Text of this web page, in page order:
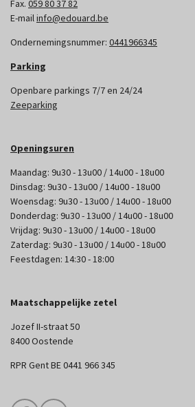
Fax. 059 80 37 82
E-mailinfo@edouard.be
Ondernemingsnummer: 0441966345
Parking
Openbare parkings 7/7 en 24/24
Zeeparking
Openingsuren
Maandag: 9u30 - 13u00 / 14u00 - 18u00
Dinsdag: 9u30 - 13u00 / 14u00 - 18u00
Woensdag: 9u30 - 13u00 / 14u00 - 18u00
Donderdag: 9u30 - 13u00 / 14u00 - 18u00
Vrijdag: 9u30 - 13u00 / 14u00 - 18u00
Zaterdag: 9u30 - 13u00 / 14u00 - 18u00
Feestdagen: 14:30 - 18:00
Maatschappelijke zetel
Jozef II-straat 50
8400 Oostende
RPR Gent BE 0441 966 345